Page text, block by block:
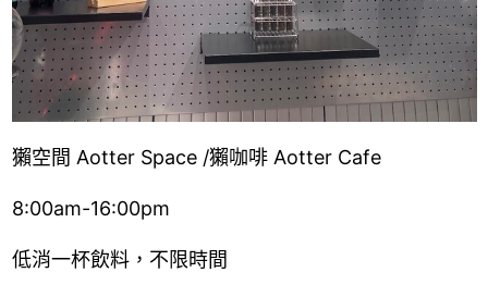
獺空間 Aotter Space /獺咖啡 Aotter Cafe
8:00am-16:00pm
低消一杯飲料，不限時間